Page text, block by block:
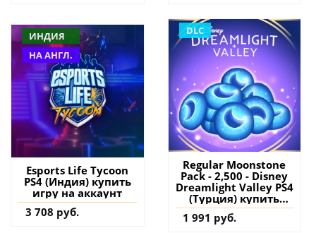
ИНДИЯ
НА АНГЛ.
Esports Life Tycoon
PS4 (Индия) купить
игру на аккаунт
3 708 руб.
DLC
Regular Moonstone
Pack - 2,500 - Disney
Dreamlight Valley PS4
(Турция) купить
дополнение на
аккаунт
1 991 руб.